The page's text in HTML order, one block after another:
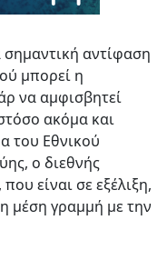
αντίφαση
μπορεί η
να αμφισβητεί
ακόμα και
του Εθνικού
ο διεθνής
είναι σε εξέλιξη,
μέση γραμμή με την